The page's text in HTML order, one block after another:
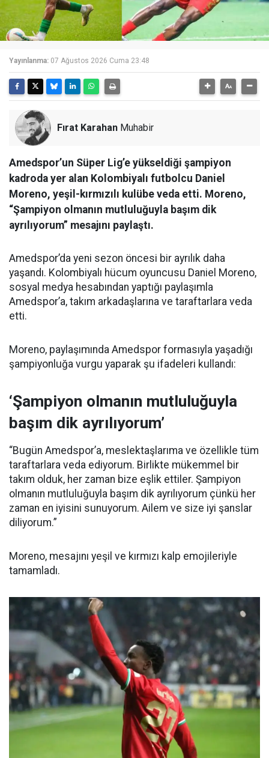
Yayınlanma: 07 Ağustos 2026 Cuma 23:48
Fırat Karahan Muhabir
Amedspor’un Süper Lig’e yükseldiği şampiyon
kadroda yer alan Kolombiyalı futbolcu Daniel
Moreno, yeşil-kırmızılı kulübe veda etti. Moreno,
“Şampiyon olmanın mutluluğuyla başım dik
ayrılıyorum” mesajını paylaştı.
Amedspor’da yeni sezon öncesi bir ayrılık daha
yaşandı. Kolombiyalı hücum oyuncusu Daniel Moreno,
sosyal medya hesabından yaptığı paylaşımla
Amedspor’a, takım arkadaşlarına ve taraftarlara veda
etti.
Moreno, paylaşımında Amedspor formasıyla yaşadığı
şampiyonluğa vurgu yaparak şu ifadeleri kullandı:
‘Şampiyon olmanın mutluluğuyla
başım dik ayrılıyorum’
“Bugün Amedspor’a, meslektaşlarıma ve özellikle tüm
taraftarlara veda ediyorum. Birlikte mükemmel bir
takım olduk, her zaman bize eşlik ettiler. Şampiyon
olmanın mutluluğuyla başım dik ayrılıyorum çünkü her
zaman en iyisini sunuyorum. Ailem ve size iyi şanslar
diliyorum.”
Moreno, mesajını yeşil ve kırmızı kalp emojileriyle
tamamladı.